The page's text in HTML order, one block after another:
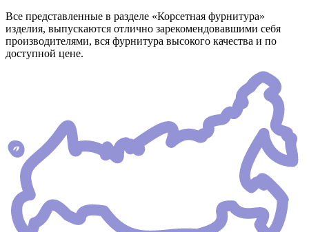
Все представленные в разделе «Корсетная фурнитура»
изделия, выпускаются отлично зарекомендовавшими себя
производителями, вся фурнитура высокого качества и по
доступной цене.